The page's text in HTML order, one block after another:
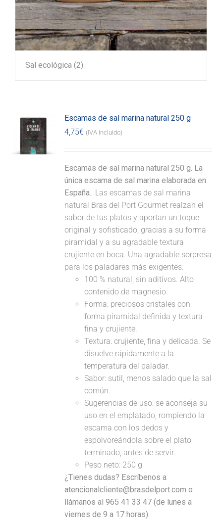
Sal ecológica (2)
Escamas de sal marina natural 250 g
4,75€ (IVA incluido)
Escamas de sal marina natural 250 g. La
única escama de sal marina elaborada en
España. Las escamas de sal marina
natural Bras del Port Gourmet realzan el
sabor de tus platos y aportan un toque
original y sofisticado, gracias a su forma
piramidal y a su agradable textura
crujiente en boca. Una agradable sorpresa
para los paladares más exigentes.
100 % natural, sin aditivos. Alto
contenido de magnesio.
Forma: preciosos cristales con
forma piramidal definida y textura
fina y crujiente.
Textura: crujiente, fina y delicada. Se
disuelve rápidamente a la
temperatura del paladar.
Sabor: sutil, menos salado que la sal
común.
Sugerencias de uso: se aconseja su
uso en el emplatado, rompiendo la
escama con los dedos y
espolvoreándola sobre el plato
terminado, antes de servir.
Peso neto: 250 g
¿Tienes dudas? Escríbenos a
atencionalcliente@brasdelport.com o
llámanos al 965 41 33 47 (de lunes a
viernes de 9 a 17 horas).